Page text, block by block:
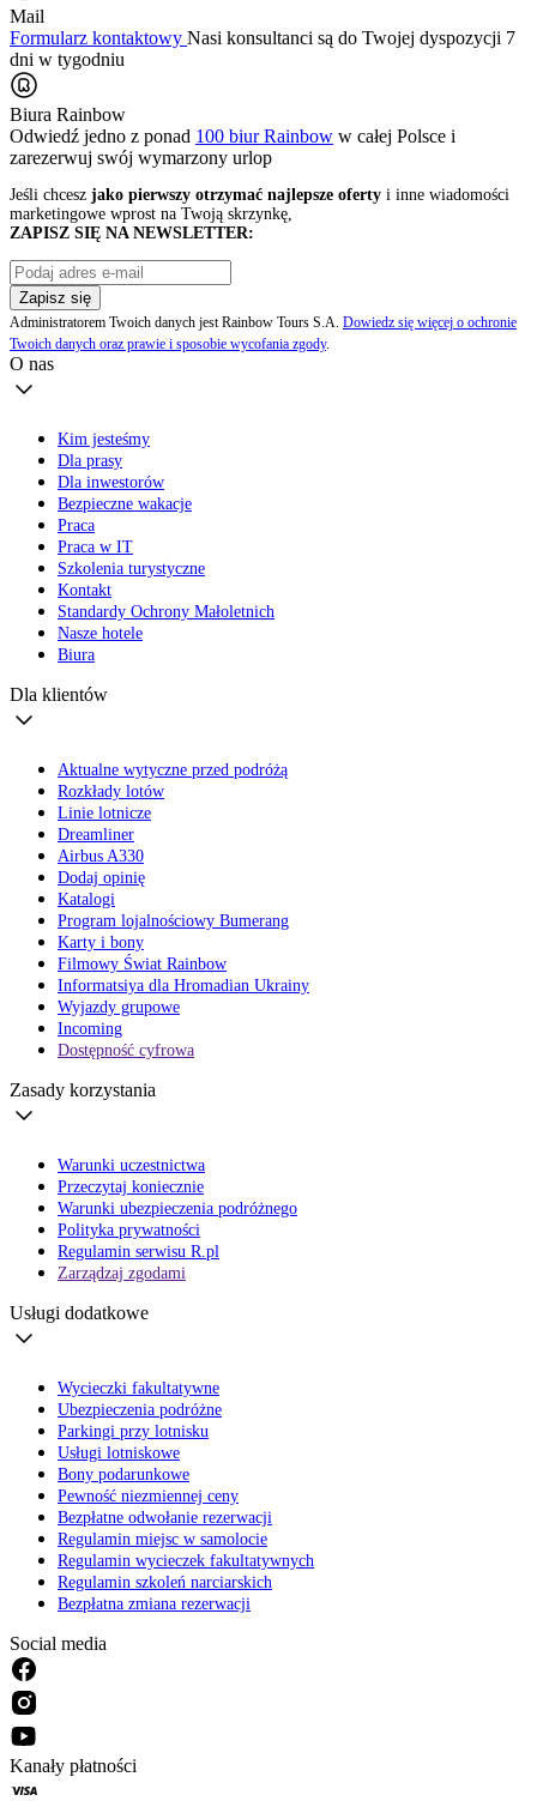
Mail
Formularz kontaktowy Nasi konsultanci są do Twojej dyspozycji 7
dni w tygodniu
Biura Rainbow
Odwiedź jedno z ponad 100 biur Rainbow w całej Polsce i
zarezerwuj swój wymarzony urlop
Jeśli chcesz jako pierwszy otrzymać najlepsze oferty i inne wiadomości
marketingowe wprost na Twoją skrzynkę,
ZAPISZ SIĘ NA NEWSLETTER:
Zapisz się
Administratorem Twoich danych jest Rainbow Tours S.A. Dowiedz się więcej o ochronie
Twoich danych oraz prawie i sposobie wycofania zgody.
O nas
Kim jesteśmy
Dla prasy
Dla inwestorów
Bezpieczne wakacje
Praca
Praca w IT
Szkolenia turystyczne
Kontakt
Standardy Ochrony Małoletnich
Nasze hotele
Biura
Dla klientów
Aktualne wytyczne przed podróżą
Rozkłady lotów
Linie lotnicze
Dreamliner
Airbus A330
Dodaj opinię
Katalogi
Program lojalnościowy Bumerang
Karty i bony
Filmowy Świat Rainbow
Informatsiya dla Hromadian Ukrainy
Wyjazdy grupowe
Incoming
Dostępność cyfrowa
Zasady korzystania
Warunki uczestnictwa
Przeczytaj koniecznie
Warunki ubezpieczenia podróżnego
Polityka prywatności
Regulamin serwisu R.pl
Zarządzaj zgodami
Usługi dodatkowe
Wycieczki fakultatywne
Ubezpieczenia podróżne
Parkingi przy lotnisku
Usługi lotniskowe
Bony podarunkowe
Pewność niezmiennej ceny
Bezpłatne odwołanie rezerwacji
Regulamin miejsc w samolocie
Regulamin wycieczek fakultatywnych
Regulamin szkoleń narciarskich
Bezpłatna zmiana rezerwacji
Social media
Kanały płatności